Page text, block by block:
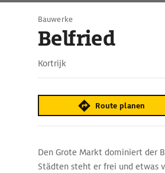
Bauwerke
Belfried
Kortrijk
Route planen
Den Grote Markt dominiert der
Städten steht er frei und etwas